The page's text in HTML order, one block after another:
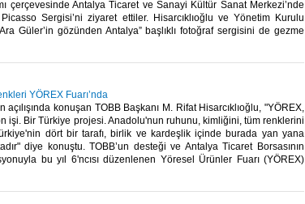
çerçevesinde Antalya Ticaret ve Sanayi Kültür Sanat Merkezi’nde
Sergisi’ni ziyaret ettiler. Hisarcıklıoğlu ve Yönetim Kurulu
Güler’in gözünden Antalya” başlıklı fotoğraf sergisini de gezme
YÖREX Fuarı’nda
açılışında konuşan TOBB Başkanı M. Rifat Hisarcıklıoğlu, "YÖREX,
işi. Bir Türkiye projesi. Anadolu'nun ruhunu, kimliğini, tüm renklerini
dört bir tarafı, birlik ve kardeşlik içinde burada yan yana
diye konuştu. TOBB’un desteği ve Antalya Ticaret Borsasının
bu yıl 6'ncısı düzenlenen Yöresel Ürünler Fuarı (YÖREX)